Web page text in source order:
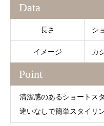
Data
長さ シ
イメージ カ
Point
清潔感のあるショートス
違いなしで簡単スタイリ